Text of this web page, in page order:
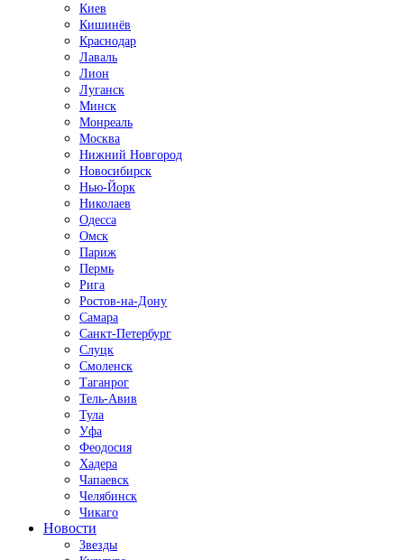
Киев
Кишинёв
Краснодар
Лаваль
Лион
Луганск
Минск
Монреаль
Москва
Нижний Новгород
Новосибирск
Нью-Йорк
Николаев
Одесса
Омск
Париж
Пермь
Рига
Ростов-на-Дону
Самара
Санкт-Петербург
Слуцк
Смоленск
Таганрог
Тель-Авив
Тула
Уфа
Феодосия
Хадера
Чапаевск
Челябинск
Чикаго
Новости
Звезды